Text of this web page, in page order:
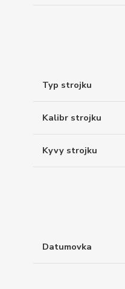
Typ strojku
Kalibr strojku
Kyvy strojku
Datumovka